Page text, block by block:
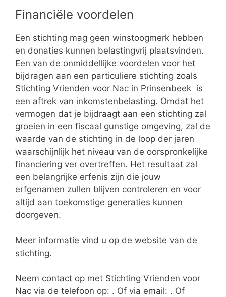
Financiële voordelen
Een stichting mag geen winstoogmerk hebben
en donaties kunnen belastingvrij plaatsvinden.
Een van de onmiddellijke voordelen voor het
bijdragen aan een particuliere stichting zoals
Stichting Vrienden voor Nac in Prinsenbeek is
een aftrek van inkomstenbelasting. Omdat het
vermogen dat je bijdraagt aan een stichting zal
groeien in een fiscaal gunstige omgeving, zal de
waarde van de stichting in de loop der jaren
waarschijnlijk het niveau van de oorspronkelijke
financiering ver overtreffen. Het resultaat zal
een belangrijke erfenis zijn die jouw
erfgenamen zullen blijven controleren en voor
altijd aan toekomstige generaties kunnen
doorgeven.
Meer informatie vind u op de website van de
stichting.
Neem contact op met Stichting Vrienden voor
Nac via de telefoon op: . Of via email: . Of